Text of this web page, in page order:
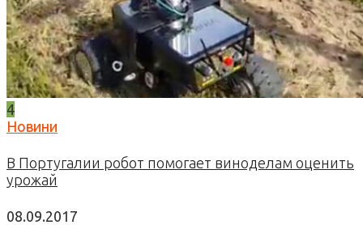
4
Новини
В Португалии робот помогает виноделам оценить
урожай
08.09.2017